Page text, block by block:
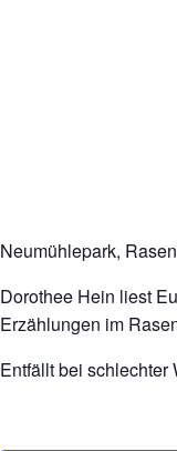
Neumühlepark,
Dorothee Hein liest
Erzählungen im
Entfällt bei schlechter